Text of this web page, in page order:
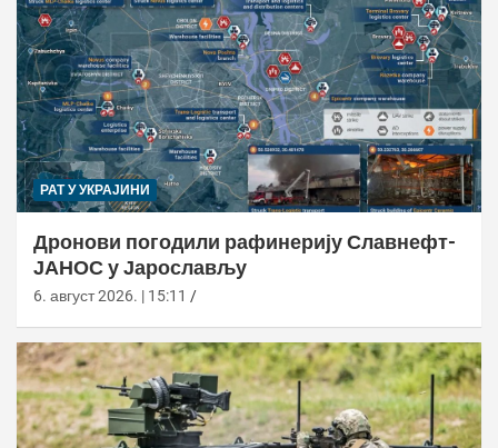
РАТ У УКРАЈИНИ
Дронови погодили рафинерију Славнефт-
ЈАНОС у Јарослављу
6. август 2026. | 15:11